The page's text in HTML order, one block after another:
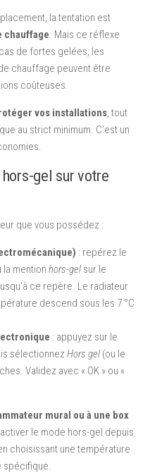
la tentation est
chauffage. Mais ce réflexe
de fortes gelées, les
chauffage peuvent être
coûteuses.
vos installations, tout
au strict minimum. C’est un
gel sur votre
que vous possédez :
: repérez le
la mention hors-gel sur le
ce repère. Le radiateur
descend sous les 7 °C
: appuyez sur le
sélectionnezHors gel (ou le
Validez avec « OK » ou «
mural ou à une box
le mode hors-gel depuis
choisissant une température
spécifique.